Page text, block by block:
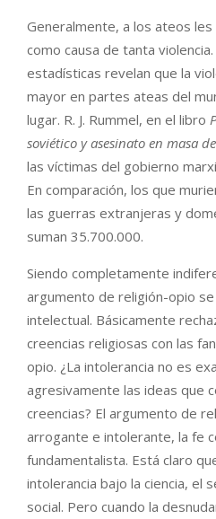
Generalmente, a los ateos
como causa de tanta
estadísticas revelan que la
mayor en partes ateas del
lugar. R. J. Rummel, en el libro
soviético y asesinato en masa
las víctimas del gobierno
En comparación, los que
las guerras extranjeras y
suman 35.700.000.
Siendo completamente
argumento de religión-opio
intelectual. Básicamente
creencias religiosas con las
opio. ¿La intolerancia no es
agresivamente las ideas que
creencias? El argumento de
arrogante e intolerante, la fe
fundamentalista. Está claro
intolerancia bajo la ciencia, el
social. Pero cuando la